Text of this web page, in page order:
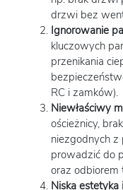
drzwi bez
Ignorowanie
kluczowych
przenikania
RC i zamków).
Niewłaściwy
ościeżnicy,
niezgodnych
prowadzić do
oraz odbiorem
Niska estetyka